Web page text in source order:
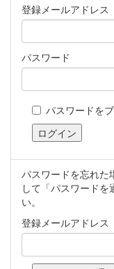
登録メールアドレス
パスワード
パスワードを
パスワードを忘れた
して「パスワード
い。
登録メールアドレス